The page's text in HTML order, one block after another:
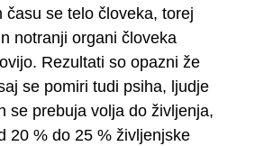
času se telo človeka, torej
notranji organi človeka
Rezultati so opazni že
se pomiri tudi psiha, ljudje
se prebuja volja do življenja,
20 % do 25 % življenjske